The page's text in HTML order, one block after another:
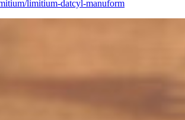
limitium-datcyl-manuform